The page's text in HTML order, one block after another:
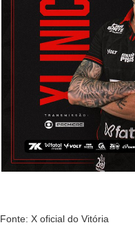
Fonte: X oficial do Vitória